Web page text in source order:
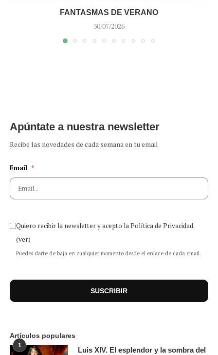
FANTASMAS DE VERANO
30/07/2026
Apúntate a nuestra newsletter
Recibe las novedades de cada semana en tu email
Email *
Quiero recibir la newsletter y acepto la Política de Privacidad.
(ver)
Puedes darte de baja en cualquier momento desde el enlace de cada email.
Artículos populares
1
Luis XIV. El esplendor y la sombra del